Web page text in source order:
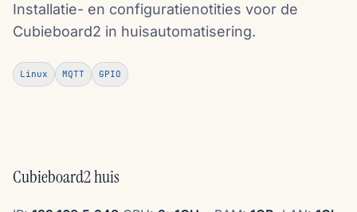
Installatie- en configuratienotities voor de
Cubieboard2 in huisautomatisering.
Linux MQTT GPIO
Cubieboard2 huis